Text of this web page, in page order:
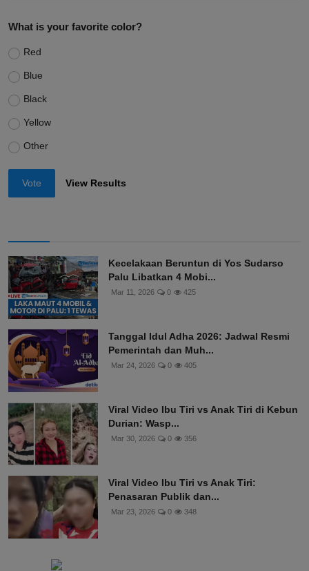
What is your favorite color?
Red
Blue
Black
Yellow
Other
Vote View Results
Kecelakaan Beruntun di Yos Sudarso
Palu Libatkan 4 Mobi...
Mar 11, 2026 0 425
Tanggal Idul Adha 2026: Jadwal Resmi
Pemerintah dan Muh...
Mar 24, 2026 0 405
Viral Video Ibu Tiri vs Anak Tiri di Kebun
Durian: Wasp...
Mar 30, 2026 0 356
Viral Video Ibu Tiri vs Anak Tiri:
Penasaran Publik dan...
Mar 23, 2026 0 348